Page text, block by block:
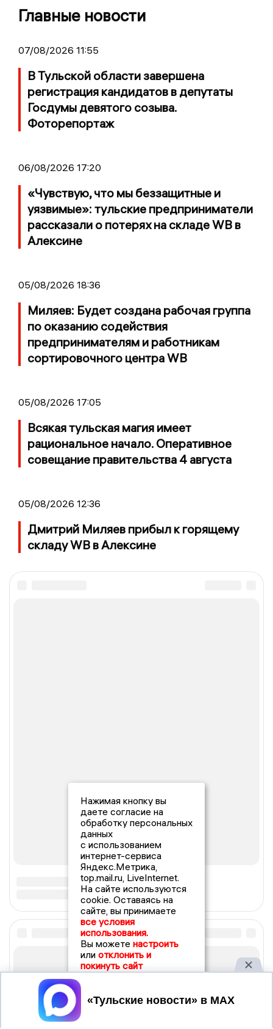
Главные новости
07/08/2026 11:55
В Тульской области завершена
регистрация кандидатов в депутаты
Госдумы девятого созыва.
Фоторепортаж
06/08/2026 17:20
«Чувствую, что мы беззащитные и
уязвимые»: тульские предприниматели
рассказали о потерях на складе WB в
Алексине
05/08/2026 18:36
Миляев: Будет создана рабочая группа
по оказанию содействия
предпринимателям и работникам
сортировочного центра WB
05/08/2026 17:05
Всякая тульская магия имеет
рациональное начало. Оперативное
совещание правительства 4 августа
05/08/2026 12:36
Дмитрий Миляев прибыл к горящему
складу WB в Алексине
Нажимая кнопку вы
даете согласие на
обработку персональных
данных
с использованием
интернет-сервиса
Яндекс.Метрика,
top.mail.ru, LiveInternet.
На сайте используются
cookie. Оставаясь на
сайте, вы принимаете
все условия
использования.
Вы можете настроить
или отклонить и
покинуть сайт
Принять